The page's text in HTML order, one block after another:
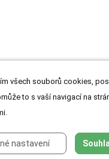
všech souborů cookies,
to s vaší navigací na
nastavení